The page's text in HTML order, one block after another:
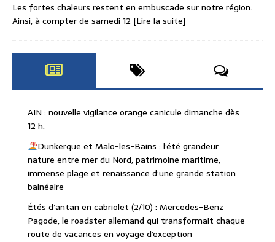
Les fortes chaleurs restent en embuscade sur notre région.
Ainsi, à compter de samedi 12 [Lire la suite]
AIN : nouvelle vigilance orange canicule dimanche dès
12 h.
Dunkerque et Malo-les-Bains : l’été grandeur
nature entre mer du Nord, patrimoine maritime,
immense plage et renaissance d’une grande station
balnéaire
Étés d’antan en cabriolet (2/10) : Mercedes-Benz
Pagode, le roadster allemand qui transformait chaque
route de vacances en voyage d’exception